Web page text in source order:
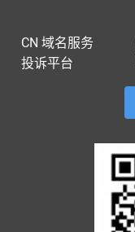
CN 域名服务
投诉平台